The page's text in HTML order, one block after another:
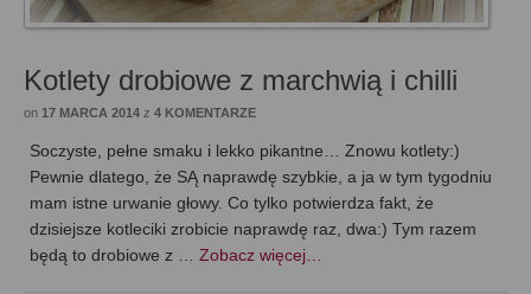
Kotlety drobiowe z marchwią i chilli
on 17 MARCA 2014 z 4 KOMENTARZE
Soczyste, pełne smaku i lekko pikantne… Znowu kotlety:)
Pewnie dlatego, że SĄ naprawdę szybkie, a ja w tym tygodniu
mam istne urwanie głowy. Co tylko potwierdza fakt, że
dzisiejsze kotleciki zrobicie naprawdę raz, dwa:) Tym razem
będą to drobiowe z … Zobacz więcej…